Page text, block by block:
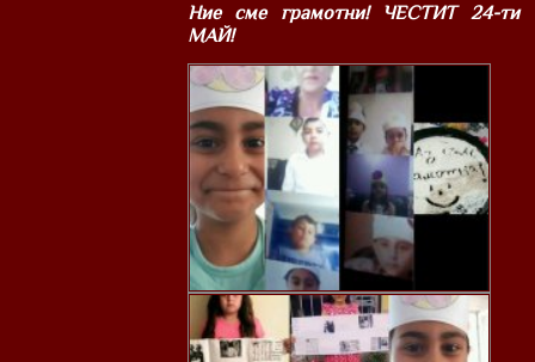
Ние сме грамотни! ЧЕСТИТ 24-ти
МАЙ!